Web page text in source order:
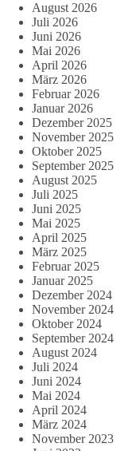
August 2026
Juli 2026
Juni 2026
Mai 2026
April 2026
März 2026
Februar 2026
Januar 2026
Dezember 2025
November 2025
Oktober 2025
September 2025
August 2025
Juli 2025
Juni 2025
Mai 2025
April 2025
März 2025
Februar 2025
Januar 2025
Dezember 2024
November 2024
Oktober 2024
September 2024
August 2024
Juli 2024
Juni 2024
Mai 2024
April 2024
März 2024
November 2023